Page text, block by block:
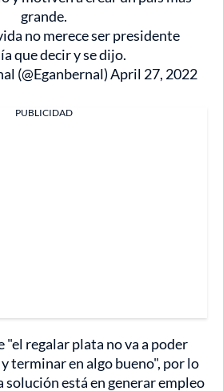
grande.
no merece ser presidente
que decir y se dijo.
(@Eganbernal)April 27, 2022
PUBLICIDAD
regalar plata no va a poder
terminar en algo bueno", por lo
solución está en generar empleo